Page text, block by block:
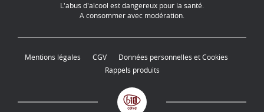
L'abus d'alcool est dangereux pour la santé.
A consommer avec modération.
Mentions légales CGV
Données personnelles et Cookies
Rappels produits